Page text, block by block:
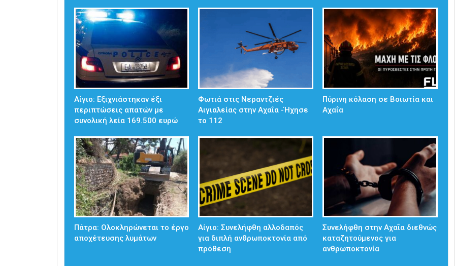
Αίγιο: Εξιχνιάστηκαν έξι
περιπτώσεις απατών με
συνολική λεία 169.500 ευρώ
Φωτιά στις Νεραντζιές
Αιγιαλείας στην Αχαΐα -Ήχησε
το 112
Πύρινη κόλαση σε Βοιωτία και
Αχαΐα
Πάτρα: Ολοκληρώνεται το έργο
αποχέτευσης λυμάτων
Αίγιο: Συνελήφθη αλλοδαπός
για διπλή ανθρωποκτονία από
πρόθεση
Συνελήφθη στην Αχαΐα διεθνώς
καταζητούμενος για
ανθρωποκτονία